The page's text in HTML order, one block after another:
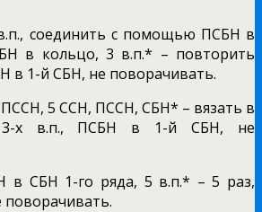
соединить с помощью ПСБН в
в кольцо, 3 в.п.* – повторить
в 1-й СБН, не поворачивать.
5 ССН, ПССН, СБН* – вязать в
х в.п., ПСБН в 1-й СБН, не
в СБН 1-го ряда, 5 в.п.* – 5 раз,